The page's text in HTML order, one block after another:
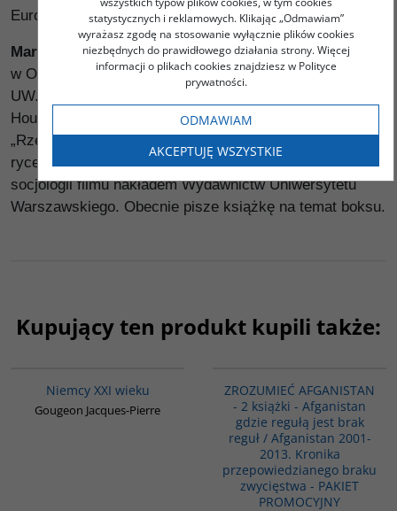
Europejskiej”.
Marcin Darmas- socjolog kultury i dziennikarz. Adiunkt
w Ośrodku Kultury Francuskiej i Studiów Frankofońskich
UW. Opublikował wiele prac o literaturze Michela
Houellebecqa, m.in. w „Odrze”, „Znaku” oraz
„Rzeczpospolitej”. Pracę doktorską poświęcił etosowi
rycerskiemu. W 2014 r. wydał Obywatela rycerza. Zarys
socjologii filmu nakładem Wydawnictw Uniwersytetu
Warszawskiego. Obecnie pisze książkę na temat boksu.
Kupujący ten produkt kupili także:
Niemcy XXI wieku
Gougeon Jacques-Pierre
ZROZUMIEĆ AFGANISTAN
- 2 książki - Afganistan
gdzie regułą jest brak
reguł / Afganistan 2001-
2013. Kronika
przepowiedzianego braku
zwycięstwa - PAKIET
PROMOCYJNY
statystycznych i reklamowych. Klikając „Odmawiam”
wyrażasz zgodę na stosowanie wyłącznie plików cookies
niezbędnych do prawidłowego działania strony. Więcej
informacji o plikach cookies znajdziesz w Polityce
prywatności.
ODMAWIAM
AKCEPTUJĘ WSZYSTKIE